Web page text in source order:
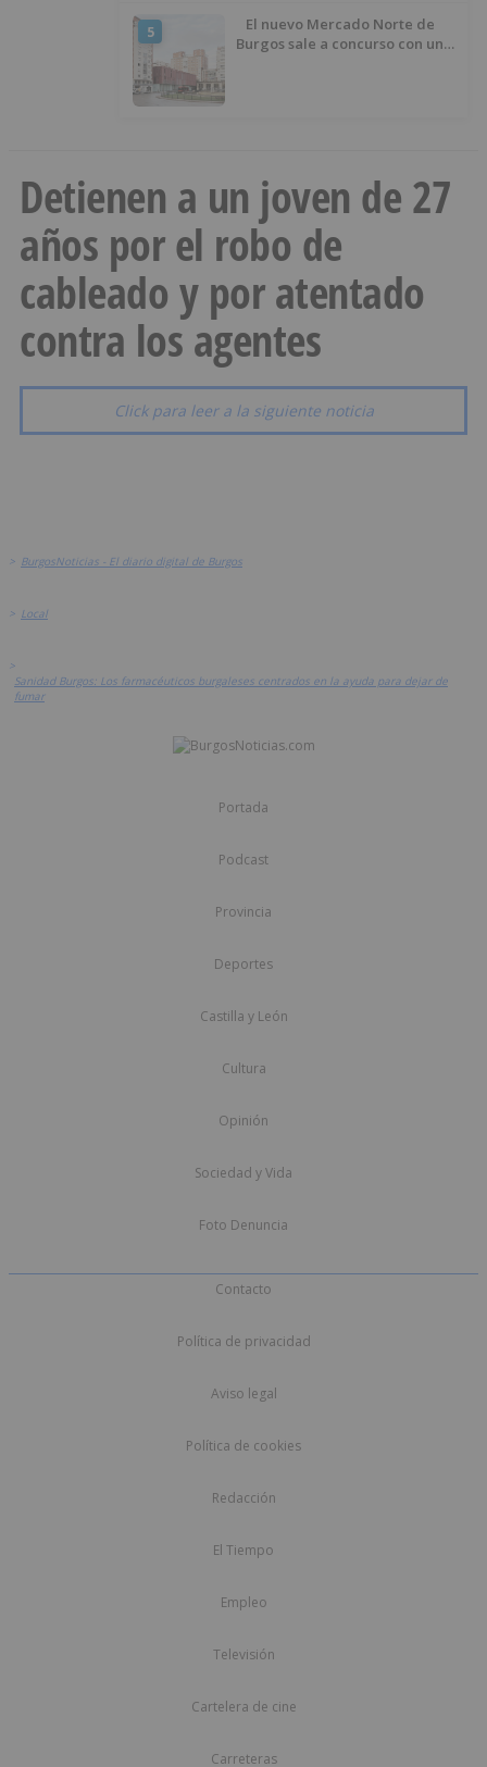
5
El nuevo Mercado Norte de
Burgos sale a concurso con un
Detienen a un joven de 27
años por el robo de
cableado y por atentado
contra los agentes
Click para leer a la siguiente noticia
> BurgosNoticias - El diario digital de Burgos
> Local
>
Sanidad Burgos: Los farmacéuticos burgaleses centrados en la ayuda para dejar de
fumar
Portada
Podcast
Provincia
Deportes
Castilla y León
Cultura
Opinión
Sociedad y Vida
Foto Denuncia
Contacto
Política de privacidad
Aviso legal
Política de cookies
Redacción
El Tiempo
Empleo
Televisión
Cartelera de cine
Carreteras